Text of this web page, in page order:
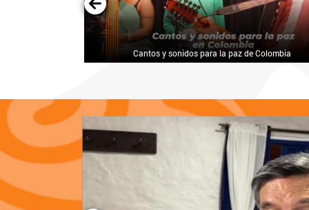
Cantos y sonidos para la paz de Colombia